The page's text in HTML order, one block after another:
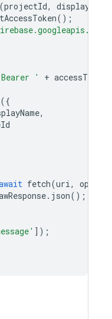
(projectId, displayName
();
' + accessToken
({
,
fetch(uri,
options
. json();
]);